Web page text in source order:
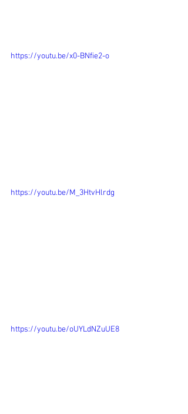
https://youtu.be/x0-BNfie2-o
https://youtu.be/M_3HtvHlrdg
https://youtu.be/oUYLdNZuUE8